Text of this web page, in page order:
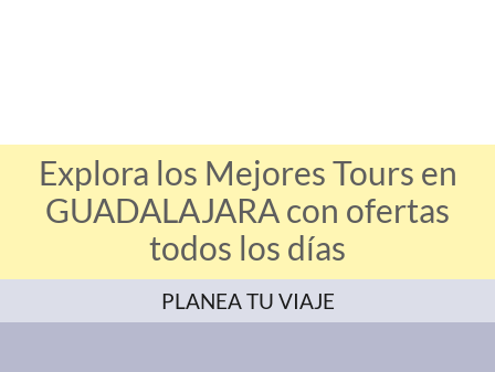
Explora los Mejores Tours en
GUADALAJARA con ofertas
todos los días
PLANEA TU VIAJE